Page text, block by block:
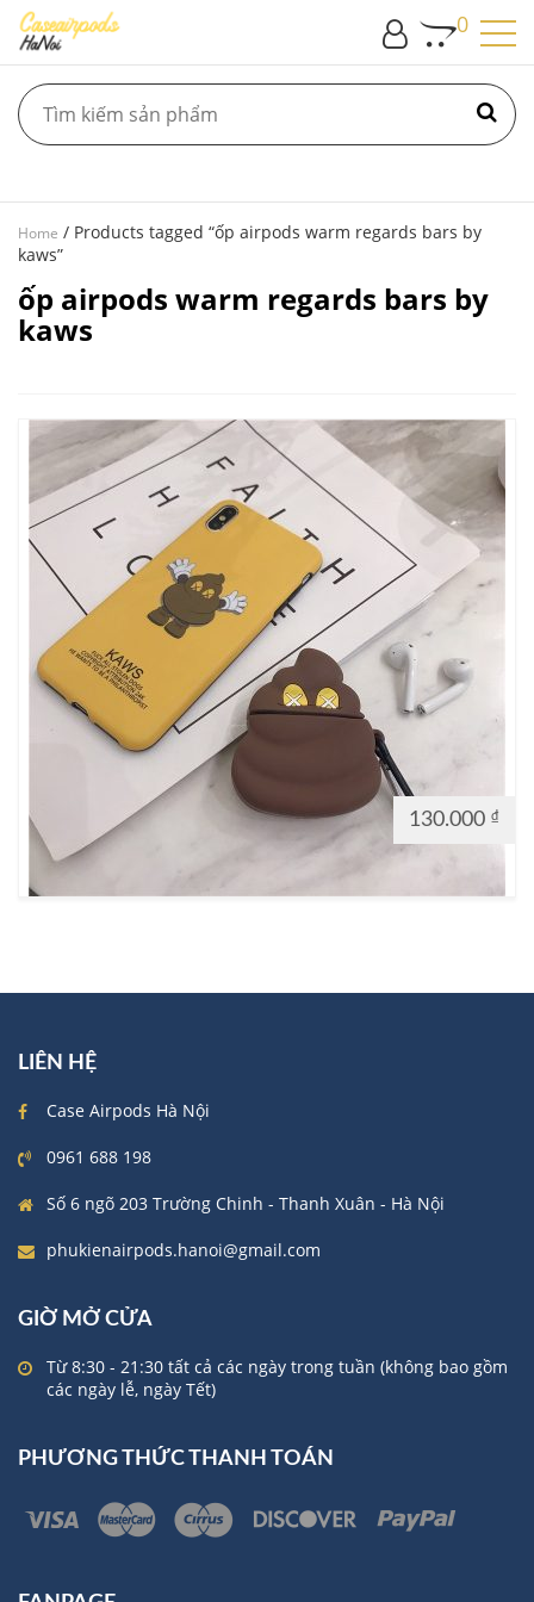
0
Home / Products tagged “ốp airpods warm regards bars by
kaws”
ốp airpods warm regards bars by
kaws
130.000 ₫
LIÊN HỆ
Case Airpods Hà Nội
0961 688 198
Số 6 ngõ 203 Trường Chinh - Thanh Xuân - Hà Nội
phukienairpods.hanoi@gmail.com
GIỜ MỞ CỬA
Từ 8:30 - 21:30 tất cả các ngày trong tuần (không bao gồm
các ngày lễ, ngày Tết)
PHƯƠNG THỨC THANH TOÁN